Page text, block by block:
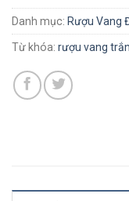
Danh mục: Rượu Vang
Từ khóa: rượu vang